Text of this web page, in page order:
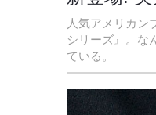
人気アメリカン
シリーズ』。な
ている。